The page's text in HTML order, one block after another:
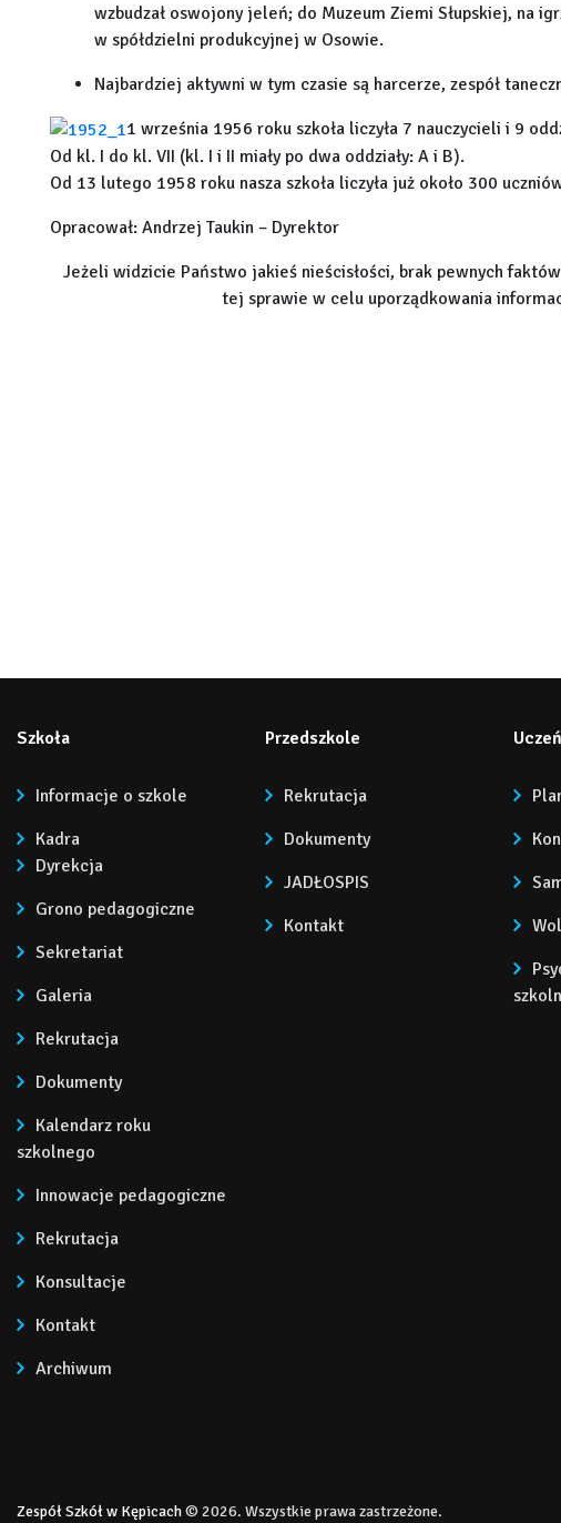
wzbudzał oswojony jeleń; do Muzeum Ziemi Słupskiej, na
w spółdzielni produkcyjnej w Osowie.
Najbardziej aktywni w tym czasie są harcerze, zespół
1 września 1956 roku szkoła liczyła 7 nauczycieli i 9
Od kl. I do kl. VII (kl. I i II miały po dwa oddziały: A i B).
Od 13 lutego 1958 roku nasza szkoła liczyła już około 300
Opracował: Andrzej Taukin – Dyrektor
Jeżeli widzicie Państwo jakieś nieścisłości, brak pewnych
tej sprawie w celu uporządkowania
Szkoła
Informacje o szkole
Kadra
Dyrekcja
Grono pedagogiczne
Sekretariat
Galeria
Rekrutacja
Dokumenty
Kalendarz roku
szkolnego
Innowacje pedagogiczne
Rekrutacja
Konsultacje
Kontakt
Archiwum
Przedszkole
Rekrutacja
Dokumenty
JADŁOSPIS
Kontakt
Uczeń
Zespół Szkół w Kępicach© 2026. Wszystkie prawa zastrzeżone.